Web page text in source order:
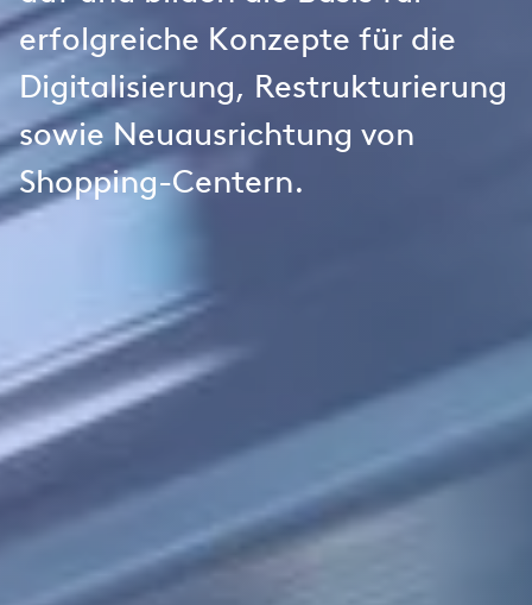
erfolgreiche Konzepte für die
Digitalisierung, Restrukturierung
sowie Neuausrichtung von
Shopping-Centern.